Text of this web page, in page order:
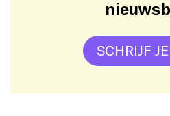
SCHRIJF